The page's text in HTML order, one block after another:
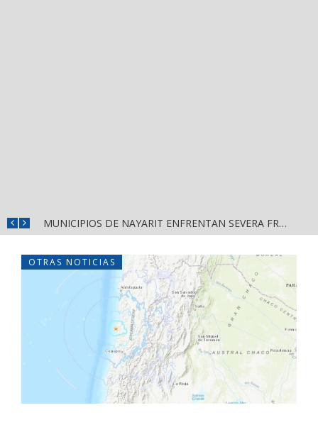
MUNICIPIOS DE NAYARIT ENFRENTAN SEVERA FRAGILIDAD FINANCIERA POR DEUDAS Y NÓMINAS
OTRAS NOTICIAS